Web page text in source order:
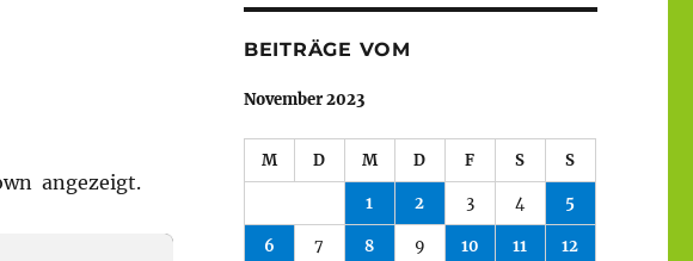
angezeigt.
BEITRÄGE VOM
November 2023
M D M D F S S
1 2 3 4 5
6 7 8 9 10 11 12